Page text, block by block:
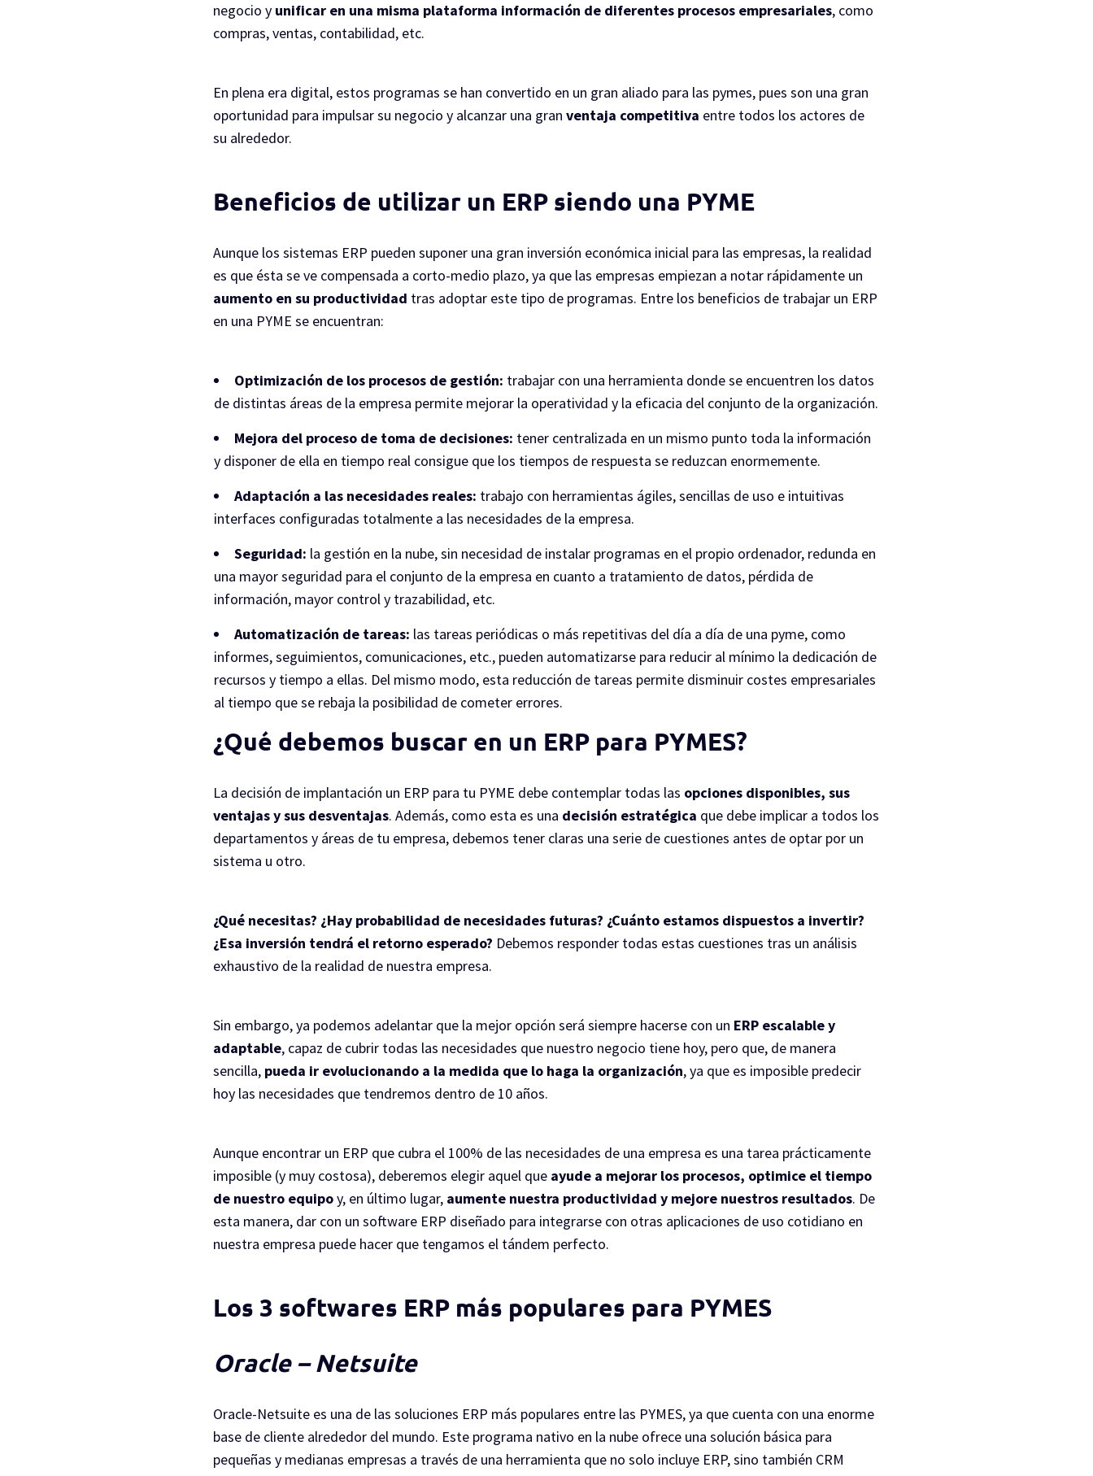
negocio y unificar en una misma plataforma información de diferentes procesos empresariales, como
compras, ventas, contabilidad, etc.
En plena era digital, estos programas se han convertido en un gran aliado para las pymes, pues son una gran
oportunidad para impulsar su negocio y alcanzar una gran ventaja competitiva entre todos los actores de
su alrededor.
Beneficios de utilizar un ERP siendo una PYME
Aunque los sistemas ERP pueden suponer una gran inversión económica inicial para las empresas, la realidad
es que ésta se ve compensada a corto-medio plazo, ya que las empresas empiezan a notar rápidamente un
aumento en su productividad tras adoptar este tipo de programas. Entre los beneficios de trabajar un ERP
en una PYME se encuentran:
Optimización de los procesos de gestión: trabajar con una herramienta donde se encuentren los datos
de distintas áreas de la empresa permite mejorar la operatividad y la eficacia del conjunto de la organización.
Mejora del proceso de toma de decisiones: tener centralizada en un mismo punto toda la información
y disponer de ella en tiempo real consigue que los tiempos de respuesta se reduzcan enormemente.
Adaptación a las necesidades reales: trabajo con herramientas ágiles, sencillas de uso e intuitivas
interfaces configuradas totalmente a las necesidades de la empresa.
Seguridad: la gestión en la nube, sin necesidad de instalar programas en el propio ordenador, redunda en
una mayor seguridad para el conjunto de la empresa en cuanto a tratamiento de datos, pérdida de
información, mayor control y trazabilidad, etc.
Automatización de tareas: las tareas periódicas o más repetitivas del día a día de una pyme, como
informes, seguimientos, comunicaciones, etc., pueden automatizarse para reducir al mínimo la dedicación de
recursos y tiempo a ellas. Del mismo modo, esta reducción de tareas permite disminuir costes empresariales
al tiempo que se rebaja la posibilidad de cometer errores.
¿Qué debemos buscar en un ERP para PYMES?
La decisión de implantación un ERP para tu PYME debe contemplar todas las opciones disponibles, sus
ventajas y sus desventajas. Además, como esta es una decisión estratégica que debe implicar a todos los
departamentos y áreas de tu empresa, debemos tener claras una serie de cuestiones antes de optar por un
sistema u otro.
¿Qué necesitas? ¿Hay probabilidad de necesidades futuras? ¿Cuánto estamos dispuestos a invertir?
¿Esa inversión tendrá el retorno esperado? Debemos responder todas estas cuestiones tras un análisis
exhaustivo de la realidad de nuestra empresa.
Sin embargo, ya podemos adelantar que la mejor opción será siempre hacerse con un ERP escalable y
adaptable, capaz de cubrir todas las necesidades que nuestro negocio tiene hoy, pero que, de manera
sencilla, pueda ir evolucionando a la medida que lo haga la organización, ya que es imposible predecir
hoy las necesidades que tendremos dentro de 10 años.
Aunque encontrar un ERP que cubra el 100% de las necesidades de una empresa es una tarea prácticamente
imposible (y muy costosa), deberemos elegir aquel que ayude a mejorar los procesos, optimice el tiempo
de nuestro equipoy, en último lugar, aumente nuestra productividad y mejore nuestros resultados. De
esta manera, dar con un software ERP diseñado para integrarse con otras aplicaciones de uso cotidiano en
nuestra empresa puede hacer que tengamos el tándem perfecto.
Los 3 softwares ERP más populares para PYMES
Oracle – Netsuite
Oracle-Netsuite es una de las soluciones ERP más populares entre las PYMES, ya que cuenta con una enorme
base de cliente alrededor del mundo. Este programa nativo en la nube ofrece una solución básica para
pequeñas y medianas empresas a través de una herramienta que no solo incluye ERP, sino también CRM